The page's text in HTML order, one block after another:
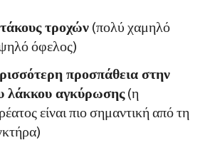
τροχών(πολύ χαμηλό
όφελος)
προσπάθεια στην
λάκκου αγκύρωσης(η
είναι πιο σημαντική από τη